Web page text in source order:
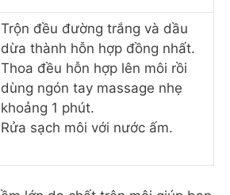
Trộn đều đường trắng và dầu
dừa thành hỗn hợp đồng nhất.
Thoa đều hỗn hợp lên môi rồi
dùng ngón tay massage nhẹ
khoảng 1 phút.
Rửa sạch môi với nước ấm.